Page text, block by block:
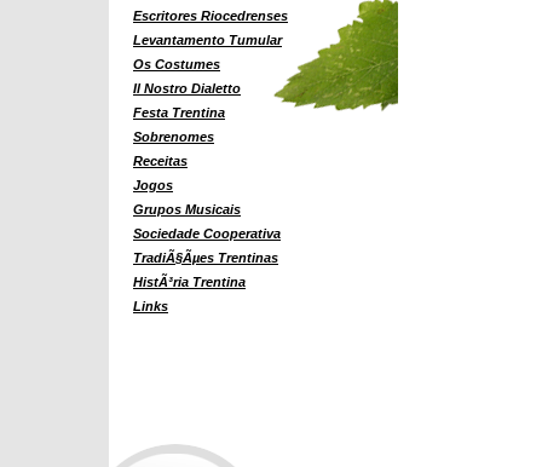
Escritores Riocedrenses
Levantamento Tumular
Os Costumes
Il Nostro Dialetto
Festa Trentina
Sobrenomes
Receitas
Jogos
Grupos Musicais
Sociedade Cooperativa
TradiÃ§Ãµes Trentinas
HistÃ³ria Trentina
Links